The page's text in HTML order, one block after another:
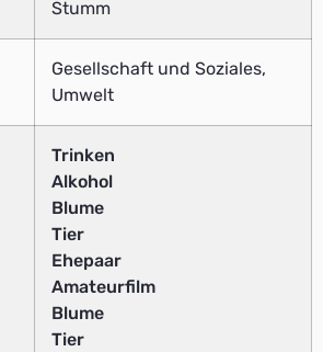
Stumm
Gesellschaft und Soziales,
Umwelt
Trinken
Alkohol
Blume
Tier
Ehepaar
Amateurfilm
Blume
Tier